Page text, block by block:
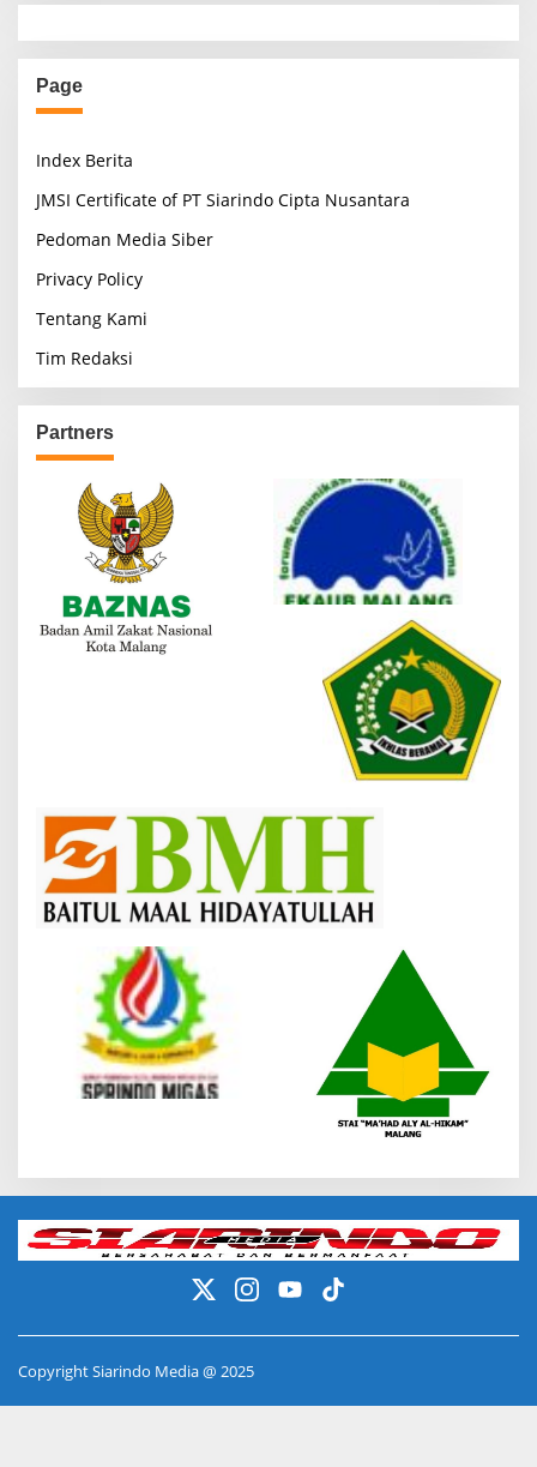
Page
Index Berita
JMSI Certificate of PT Siarindo Cipta Nusantara
Pedoman Media Siber
Privacy Policy
Tentang Kami
Tim Redaksi
Partners
Copyright Siarindo Media @ 2025